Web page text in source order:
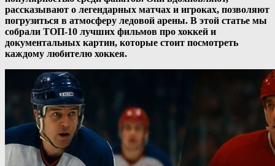
рассказывают о легендарных матчах и игроках, позволяют
погрузиться в атмосферу ледовой арены. В этой статье мы
собрали ТОП-10 лучших фильмов про хоккей и
документальных картин, которые стоит посмотреть
каждому любителю хоккея.